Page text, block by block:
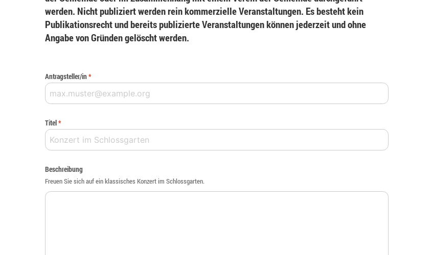
werden. Nicht publiziert werden rein kommerzielle Veranstaltungen. Es besteht kein
Publikationsrecht und bereits publizierte Veranstaltungen können jederzeit und ohne
Angabe von Gründen gelöscht werden.
Antragsteller/in*
Titel*
Beschreibung
Freuen Sie sich auf ein klassisches Konzert im Schlossgarten.